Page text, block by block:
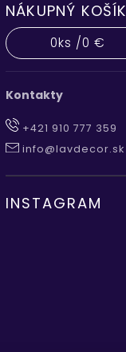
NÁKUPNÝ KOŠÍK
0ks /0 €
Kontakty
+421 910 777 359
info@lavdecor.sk
INSTAGRAM